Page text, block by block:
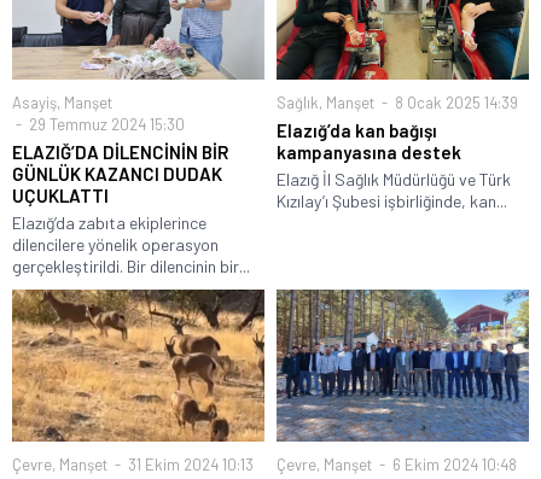
Asayiş, Manşet
29 Temmuz 2024 15:30
ELAZIĞ’DA DİLENCİNİN BİR
GÜNLÜK KAZANCI DUDAK
UÇUKLATTI
Elazığ’da zabıta ekiplerince
dilencilere yönelik operasyon
gerçekleştirildi. Bir dilencinin bir...
Sağlık, Manşet 8 Ocak 2025 14:39
Elazığ’da kan bağışı
kampanyasına destek
Elazığ İl Sağlık Müdürlüğü ve Türk
Kızılay’ı Şubesi işbirliğinde, kan...
Çevre, Manşet 31 Ekim 2024 10:13 Çevre, Manşet 6 Ekim 2024 10:48